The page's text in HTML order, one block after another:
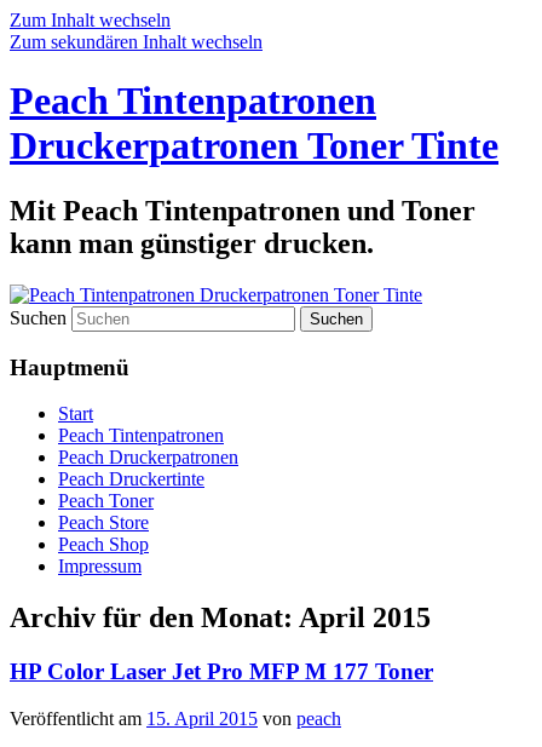
Zum Inhalt wechseln
Zum sekundären Inhalt wechseln
Peach Tintenpatronen
Druckerpatronen Toner Tinte
Mit Peach Tintenpatronen und Toner
kann man günstiger drucken.
Suchen
Hauptmenü
Start
Peach Tintenpatronen
Peach Druckerpatronen
Peach Druckertinte
Peach Toner
Peach Store
Peach Shop
Impressum
Archiv für den Monat: April 2015
HP Color Laser Jet Pro MFP M 177 Toner
Veröffentlicht am 15. April 2015 von peach